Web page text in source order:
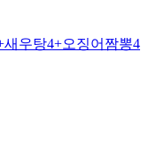
우탕4+오징어짬뽕4